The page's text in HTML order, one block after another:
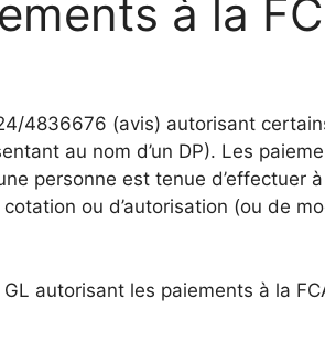
à la
4836676 (avis) autorisant
au nom d’un DP). Les
personne est tenue d’effectuer
ou d’autorisation (ou de
autorisant les paiements à la